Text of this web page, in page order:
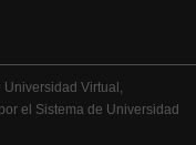
Virtual,
el Sistema de Universidad